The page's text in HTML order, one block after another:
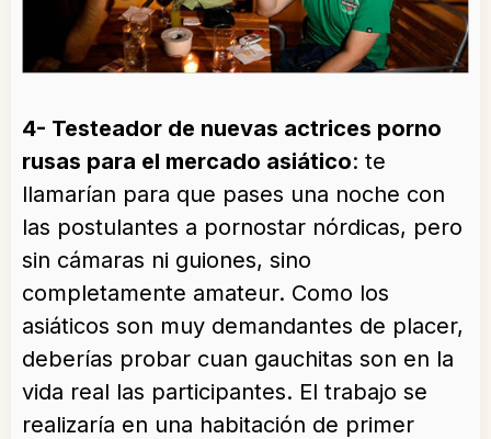
4- Testeador de nuevas actrices porno
rusas para el mercado asiático: te
llamarían para que pases una noche con
las postulantes a pornostar nórdicas, pero
sin cámaras ni guiones, sino
completamente amateur. Como los
asiáticos son muy demandantes de placer,
deberías probar cuan gauchitas son en la
vida real las participantes. El trabajo se
realizaría en una habitación de primer